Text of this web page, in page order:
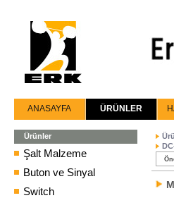
ANASAYFA ÜRÜNLER
Ürünler
Şalt Malzeme
Buton ve Sinyal
Switch